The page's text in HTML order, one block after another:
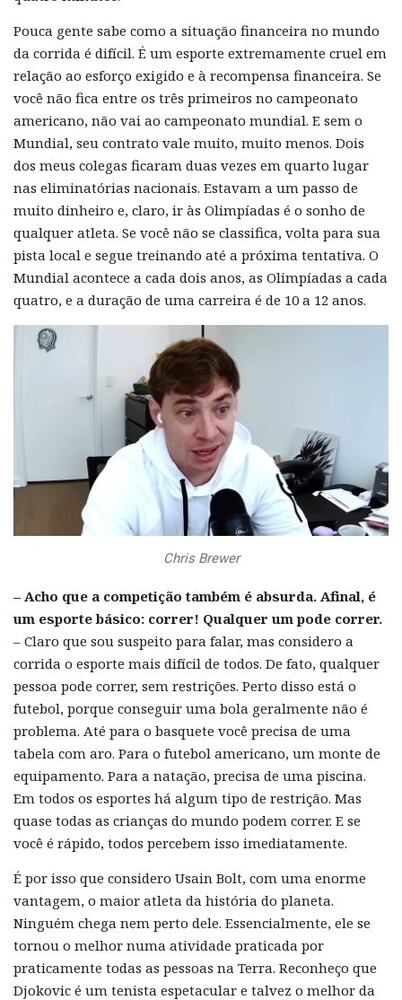
Pouca gente sabe como a situação financeira no mundo
da corrida é difícil. É um esporte extremamente cruel em
relação ao esforço exigido e à recompensa financeira. Se
você não fica entre os três primeiros no campeonato
americano, não vai ao campeonato mundial. E sem o
Mundial, seu contrato vale muito, muito menos. Dois
dos meus colegas ficaram duas vezes em quarto lugar
nas eliminatórias nacionais. Estavam a um passo de
muito dinheiro e, claro, ir às Olimpíadas é o sonho de
qualquer atleta. Se você não se classifica, volta para sua
pista local e segue treinando até a próxima tentativa. O
Mundial acontece a cada dois anos, as Olimpíadas a cada
quatro, e a duração de uma carreira é de 10 a 12 anos.
Chris Brewer
– Acho que a competição também é absurda. Afinal, é
um esporte básico: correr! Qualquer um pode correr.
– Claro que sou suspeito para falar, mas considero a
corrida o esporte mais difícil de todos. De fato, qualquer
pessoa pode correr, sem restrições. Perto disso está o
futebol, porque conseguir uma bola geralmente não é
problema. Até para o basquete você precisa de uma
tabela com aro. Para o futebol americano, um monte de
equipamento. Para a natação, precisa de uma piscina.
Em todos os esportes há algum tipo de restrição. Mas
quase todas as crianças do mundo podem correr. E se
você é rápido, todos percebem isso imediatamente.
É por isso que considero Usain Bolt, com uma enorme
vantagem, o maior atleta da história do planeta.
Ninguém chega nem perto dele. Essencialmente, ele se
tornou o melhor numa atividade praticada por
praticamente todas as pessoas na Terra. Reconheço que
Djokovic é um tenista espetacular e talvez o melhor da